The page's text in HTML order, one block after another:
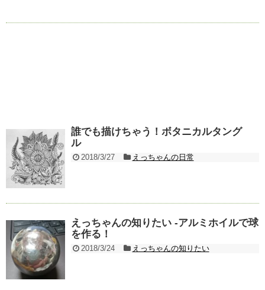
誰でも描けちゃう！ボタニカルタング
ル
2018/3/27 えっちゃんの日常
えっちゃんの知りたい -アルミホイルで球
を作る！
2018/3/24 えっちゃんの知りたい